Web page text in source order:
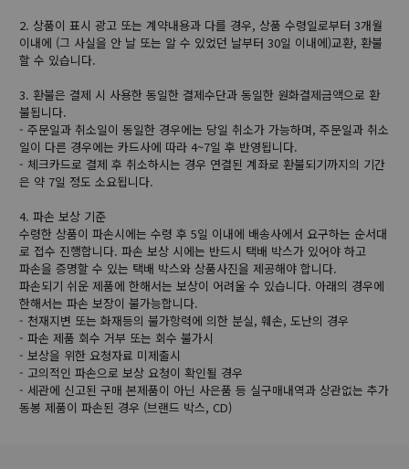
2. 상품이 표시 광고 또는 계약내용과 다를 경우, 상품 수령일로부터 3개월
이내에 (그 사실을 안 날 또는 알 수 있었던 날부터 30일 이내에)교환, 환불
할 수 있습니다.
3. 환불은 결제 시 사용한 동일한 결제수단과 동일한 원화결제금액으로 환
불됩니다.
- 주문일과 취소일이 동일한 경우에는 당일 취소가 가능하며, 주문일과 취소
일이 다른 경우에는 카드사에 따라 4~7일 후 반영됩니다.
- 체크카드로 결제 후 취소하시는 경우 연결된 계좌로 환불되기까지의 기간
은 약 7일 정도 소요됩니다.
4. 파손 보상 기준
수령한 상품이 파손시에는 수령 후 5일 이내에 배송사에서 요구하는 순서대
로 접수 진행합니다. 파손 보상 시에는 반드시 택배 박스가 있어야 하고
파손을 증명할 수 있는 택배 박스와 상품사진을 제공해야 합니다.
파손되기 쉬운 제품에 한해서는 보상이 어려울 수 있습니다. 아래의 경우에
한해서는 파손 보장이 불가능합니다.
- 천재지변 또는 화재등의 불가항력에 의한 분실, 훼손, 도난의 경우
- 파손 제품 회수 거부 또는 회수 불가시
- 보상을 위한 요청자료 미제출시
- 고의적인 파손으로 보상 요청이 확인될 경우
- 세관에 신고된 구매 본제품이 아닌 사은품 등 실구매내역과 상관없는 추가
동봉 제품이 파손된 경우 (브랜드 박스, CD)